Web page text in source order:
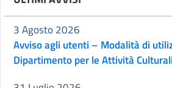
Avviso agli utenti – Modalità di
Dipartimento per le Attività Culturali
3 Agosto 2026